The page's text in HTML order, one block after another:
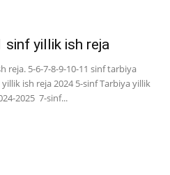
sinf yillik ish reja
reja. 5-6-7-8-9-10-11 sinf tarbiya
ish reja 2024 5-sinf Tarbiya yillik
2025 7-sinf...